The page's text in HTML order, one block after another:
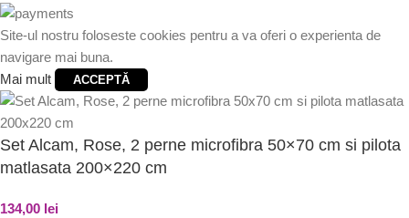
Site-ul nostru foloseste cookies pentru a va oferi o experienta de
navigare mai buna.
Mai mult
ACCEPTĂ
Set Alcam, Rose, 2 perne microfibra 50×70 cm si pilota
matlasata 200×220 cm
134,00 lei